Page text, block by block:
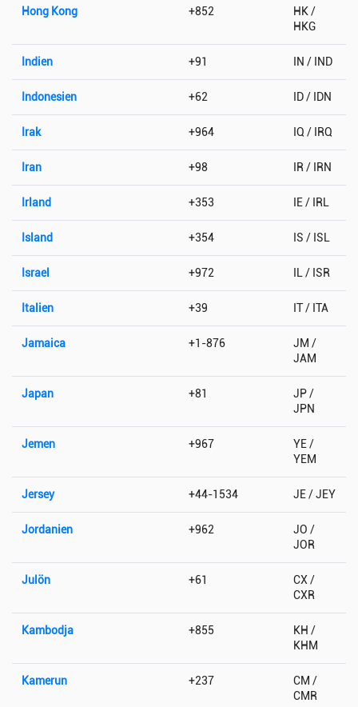
Hong Kong +852
HK /
HKG
Indien +91 IN / IND
Indonesien +62 ID / IDN
Irak +964 IQ / IRQ
Iran +98 IR / IRN
Irland +353 IE / IRL
Island +354 IS / ISL
Israel +972 IL / ISR
Italien +39 IT / ITA
Jamaica +1-876
JM /
JAM
Japan +81
JP /
JPN
Jemen +967
YE /
YEM
Jersey +44-1534 JE / JEY
Jordanien +962
JO /
JOR
Julön +61
CX /
CXR
Kambodja +855
KH /
KHM
Kamerun +237
CM /
CMR